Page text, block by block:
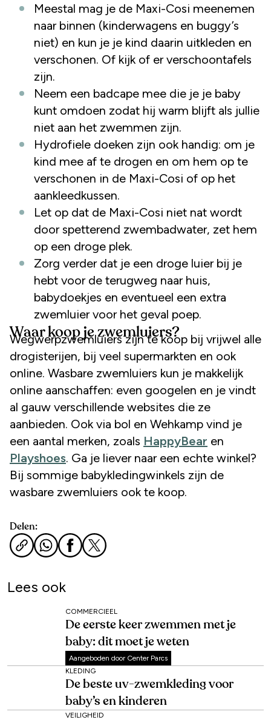
Meestal mag je de Maxi-Cosi meenemen
naar binnen (kinderwagens en buggy’s
niet) en kun je je kind daarin uitkleden en
verschonen. Of kijk of er verschoontafels
zijn.
Neem een badcape mee die je je baby
kunt omdoen zodat hij warm blijft als jullie
niet aan het zwemmen zijn.
Hydrofiele doeken zijn ook handig: om je
kind mee af te drogen en om hem op te
verschonen in de Maxi-Cosi of op het
aankleedkussen.
Let op dat de Maxi-Cosi niet nat wordt
door spetterend zwembadwater, zet hem
op een droge plek.
Zorg verder dat je een droge luier bij je
hebt voor de terugweg naar huis,
babydoekjes en eventueel een extra
zwemluier voor het geval poep.
Waar koop je zwemluiers?
Wegwerpzwemluiers zijn te koop bij vrijwel alle
drogisterijen, bij veel supermarkten en ook
online. Wasbare zwemluiers kun je makkelijk
online aanschaffen: even googelen en je vindt
al gauw verschillende websites die ze
aanbieden. Ook via bol en Wehkamp vind je
een aantal merken, zoals HappyBear en
Playshoes. Ga je liever naar een echte winkel?
Bij sommige babykledingwinkels zijn de
wasbare zwemluiers ook te koop.
Delen:
Lees ook
COMMERCIEEL
De eerste keer zwemmen met je
baby: dit moet je weten
Aangeboden door Center Parcs
KLEDING
De beste uv-zwemkleding voor
baby’s en kinderen
VEILIGHEID